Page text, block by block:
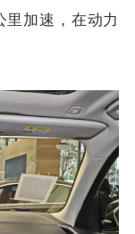
问题的。宝马
最大扭矩）在
里加速，在动力